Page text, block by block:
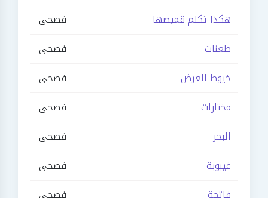
هكذا تكلم قميصها
فصحى
طعنات
فصحى
خيوط العرض
فصحى
مختارات
فصحى
البحر
فصحى
غيبوبة
فصحى